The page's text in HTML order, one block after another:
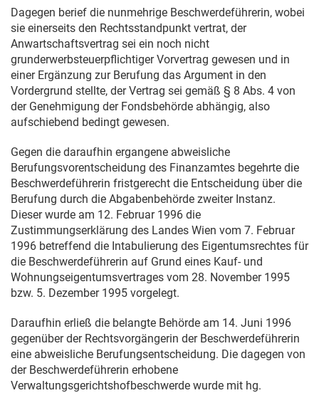
Dagegen berief die nunmehrige Beschwerdeführerin, wobei
sie einerseits den Rechtsstandpunkt vertrat, der
Anwartschaftsvertrag sei ein noch nicht
grunderwerbsteuerpflichtiger Vorvertrag gewesen und in
einer Ergänzung zur Berufung das Argument in den
Vordergrund stellte, der Vertrag sei gemäß § 8 Abs. 4 von
der Genehmigung der Fondsbehörde abhängig, also
aufschiebend bedingt gewesen.
Gegen die daraufhin ergangene abweisliche
Berufungsvorentscheidung des Finanzamtes begehrte die
Beschwerdeführerin fristgerecht die Entscheidung über die
Berufung durch die Abgabenbehörde zweiter Instanz.
Dieser wurde am 12. Februar 1996 die
Zustimmungserklärung des Landes Wien vom 7. Februar
1996 betreffend die Intabulierung des Eigentumsrechtes für
die Beschwerdeführerin auf Grund eines Kauf- und
Wohnungseigentumsvertrages vom 28. November 1995
bzw. 5. Dezember 1995 vorgelegt.
Daraufhin erließ die belangte Behörde am 14. Juni 1996
gegenüber der Rechtsvorgängerin der Beschwerdeführerin
eine abweisliche Berufungsentscheidung. Die dagegen von
der Beschwerdeführerin erhobene
Verwaltungsgerichtshofbeschwerde wurde mit hg.